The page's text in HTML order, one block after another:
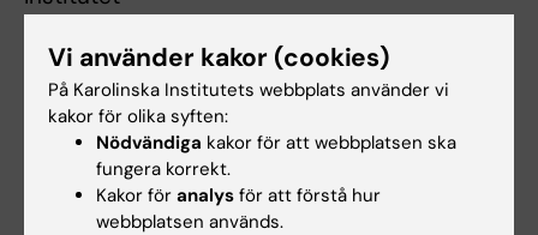
Muehlemann, Hans R., Dr med, Dr med dent,
professor vid universitetet i Zürich
ODhc 1966
Adams-Ray, John Fredrik Edward
professor i kirurgi vid Karolinska Institutet
Vi använder kakor (cookies)
På Karolinska Institutets webbplats använder vi
kakor för olika syften:
Nödvändiga kakor för att webbplatsen ska
fungera korrekt.
Kakor för analys för att förstå hur
webbplatsen används.